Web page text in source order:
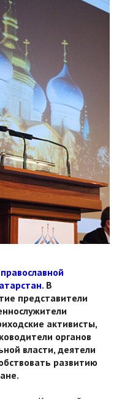
. В
представители
активисты,
органов
власти, деятели
развитию